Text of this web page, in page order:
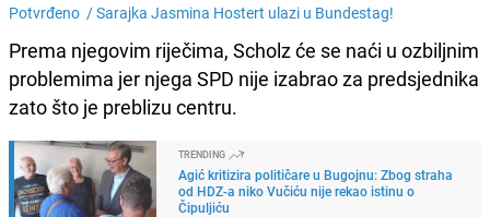
Potvrđeno /Sarajka Jasmina Hostert ulazi u Bundestag!
Prema njegovim riječima, Scholz će se naći u ozbiljnim
problemima jer njega SPD nije izabrao za predsjednika
zato što je preblizu centru.
TRENDING
Agić kritizira političare u Bugojnu: Zbog straha
od HDZ-a niko Vučiću nije rekao istinu o
Čipuljiću